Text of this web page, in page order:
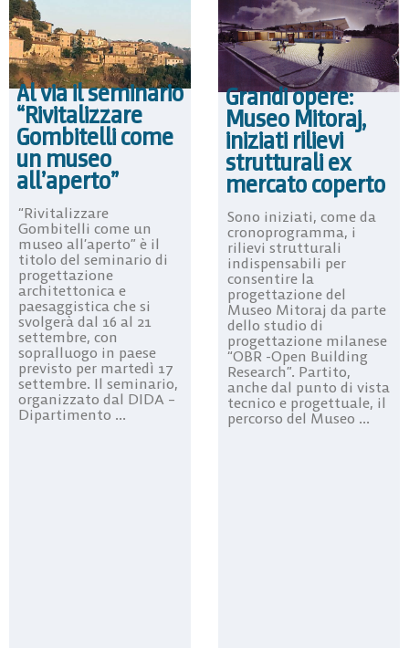
Al via il seminario
“Rivitalizzare
Gombitelli come
un museo
all’aperto”
“Rivitalizzare
Gombitelli come un
museo all’aperto” è il
titolo del seminario di
progettazione
architettonica e
paesaggistica che si
svolgerà dal 16 al 21
settembre, con
sopralluogo in paese
previsto per martedì 17
settembre. Il seminario,
organizzato dal DIDA –
Dipartimento ...
Grandi opere:
Museo Mitoraj,
iniziati rilievi
strutturali ex
mercato coperto
Sono iniziati, come da
cronoprogramma, i
rilievi strutturali
indispensabili per
consentire la
progettazione del
Museo Mitoraj da parte
dello studio di
progettazione milanese
“OBR -Open Building
Research”. Partito,
anche dal punto di vista
tecnico e progettuale, il
percorso del Museo ...